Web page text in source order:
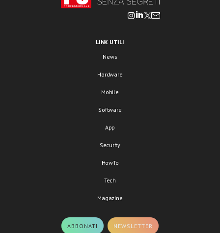
LINK UTILI
News
Hardware
Mobile
Software
App
Security
HowTo
Tech
Magazine
ABBONATI NEWSLETTER